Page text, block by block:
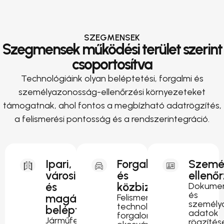
SZEGMENSEK
Szegmensek működési terület szerint
csoportosítva
Technológiáink olyan beléptetési, forgalmi és
személyazonosság-ellenőrzési környezeteket
támogatnak, ahol fontos a megbízható adatrögzítés,
a felismerési pontosság és a rendszerintegráció.
Ipari,
városi
és
magánterületi
beléptetés
Járműfelismerés
Forgalomirányítás
és
közbiztonság
Felismerési
technológia
forgalomfigyeléshez,
és
adatok